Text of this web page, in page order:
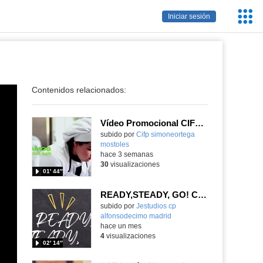
Iniciar sesión
Contenidos relacionados:
Vídeo Promocional CIFP Simone Ortega
Contenido educativo.
subido por Cifp simoneortega
mostoles
01′ 44″
-
hace 3 semanas
30visualizaciones
READY,STEADY, GO! CEIP ALFONSO X EL SABIO
Contenido educativo.
subido por Jestudios cp
alfonsodecimo madrid
02′ 14″
hace un mes
4visualizaciones